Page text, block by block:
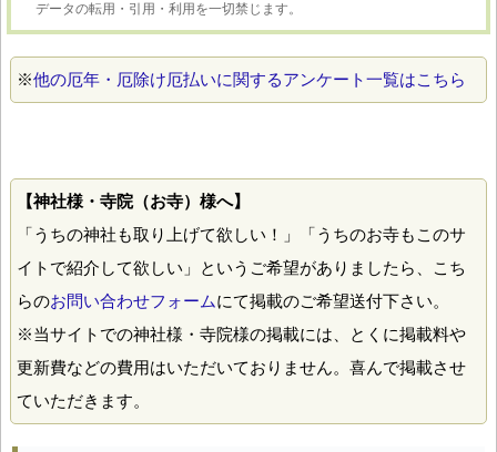
データの転用・引用・利用を一切禁じます。
※他の厄年・厄除け厄払いに関するアンケート一覧はこちら
【神社様・寺院（お寺）様へ】
「うちの神社も取り上げて欲しい！」「うちのお寺もこのサ
イトで紹介して欲しい」というご希望がありましたら、こち
らのお問い合わせフォームにて掲載のご希望送付下さい。
※当サイトでの神社様・寺院様の掲載には、とくに掲載料や
更新費などの費用はいただいておりません。喜んで掲載させ
ていただきます。